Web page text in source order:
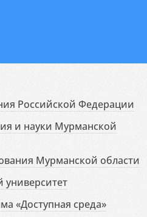
Российской Федерации
и науки Мурманской
Мурманской области
«Доступная среда»